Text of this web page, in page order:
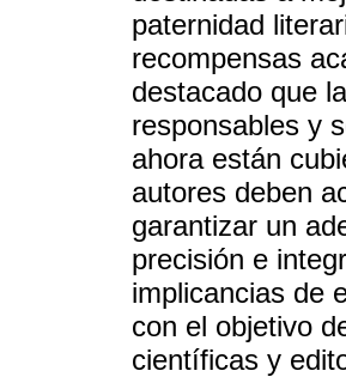
paternidad
recompensas
destacado que
responsables y
ahora están
autores deben
garantizar un
precisión e
implicancias de
con el objetivo
científicas y